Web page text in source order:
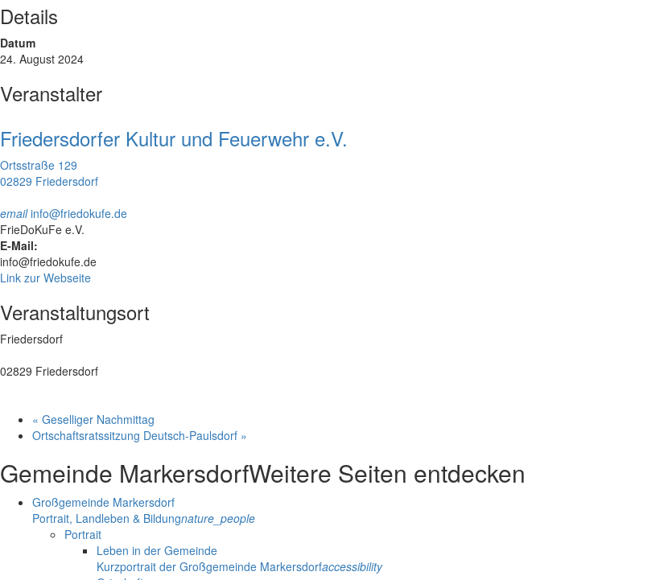
Details
Datum
24. August 2024
Veranstalter
Friedersdorfer Kultur und Feuerwehr e.V.
Ortsstraße 129
02829 Friedersdorf
emailinfo@friedokufe.de
FrieDoKuFe e.V.
E-Mail:
info@friedokufe.de
Link zur Webseite
Veranstaltungsort
Friedersdorf
02829 Friedersdorf
« Geselliger Nachmittag
Ortschaftsratssitzung Deutsch-Paulsdorf »
Gemeinde MarkersdorfWeitere Seiten entdecken
Großgemeinde Markersdorf
Portrait, Landleben & Bildungnature_people
Portrait
Leben in der Gemeinde
Kurzportrait der Großgemeinde Markersdorfaccessibility